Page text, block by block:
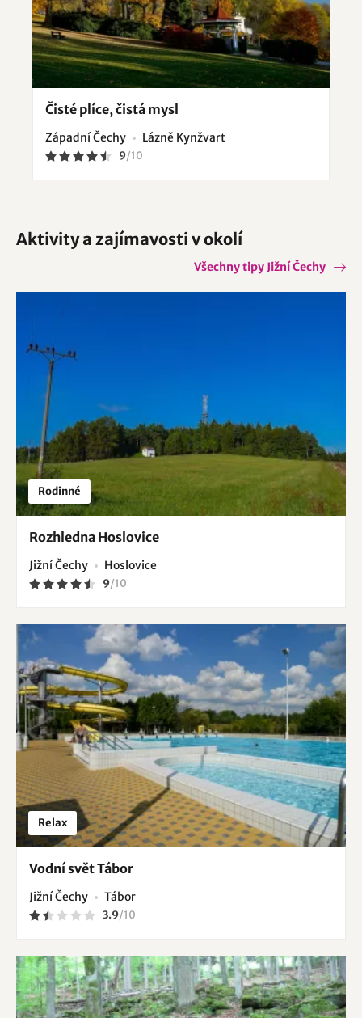
Čisté plíce, čistá mysl
Západní Čechy Lázně Kynžvart
9/10
Aktivity a zajímavosti v okolí
Všechny tipy Jižní Čechy
Rodinné
Rozhledna Hoslovice
Jižní Čechy Hoslovice
9/10
Relax
Vodní svět Tábor
Jižní Čechy Tábor
3.9/10